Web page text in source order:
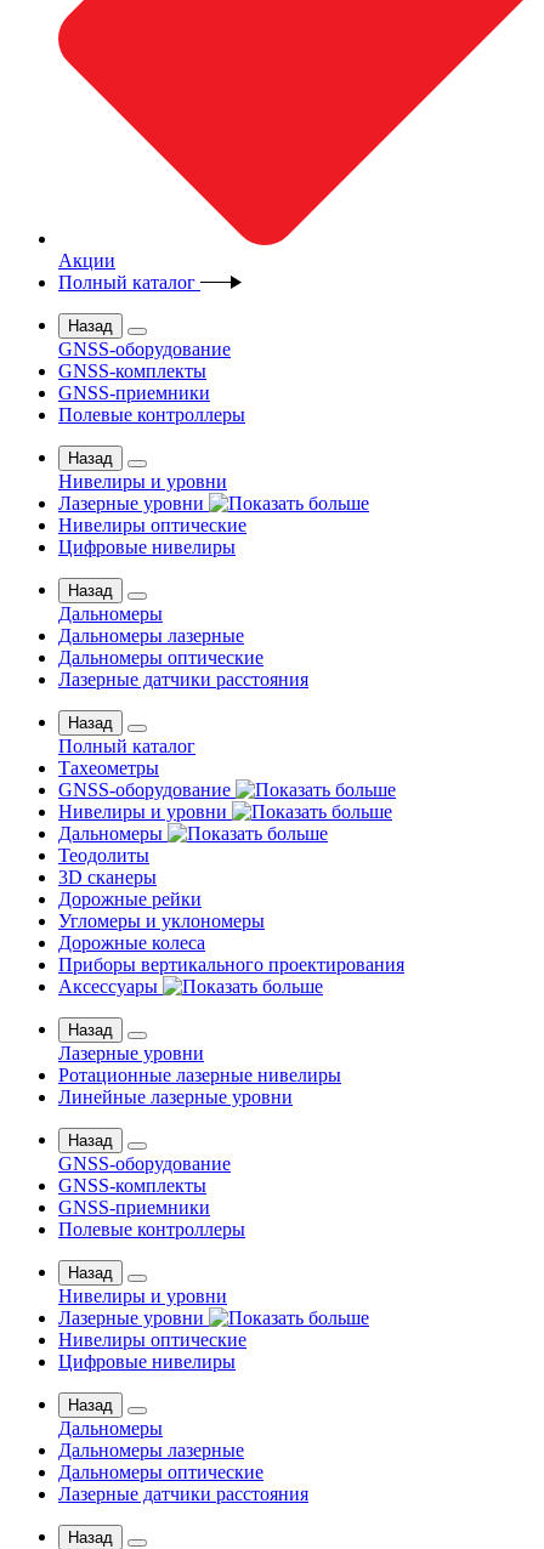
Акции
Полный каталог
Назад
GNSS-оборудование
GNSS-комплекты
GNSS-приемники
Полевые контроллеры
Назад
Нивелиры и уровни
Лазерные уровни
Нивелиры оптические
Цифровые нивелиры
Назад
Дальномеры
Дальномеры лазерные
Дальномеры оптические
Лазерные датчики расстояния
Назад
Полный каталог
Тахеометры
GNSS-оборудование
Нивелиры и уровни
Дальномеры
Теодолиты
3D сканеры
Дорожные рейки
Угломеры и уклономеры
Дорожные колеса
Приборы вертикального проектирования
Аксессуары
Назад
Лазерные уровни
Ротационные лазерные нивелиры
Линейные лазерные уровни
Назад
GNSS-оборудование
GNSS-комплекты
GNSS-приемники
Полевые контроллеры
Назад
Нивелиры и уровни
Лазерные уровни
Нивелиры оптические
Цифровые нивелиры
Назад
Дальномеры
Дальномеры лазерные
Дальномеры оптические
Лазерные датчики расстояния
Назад